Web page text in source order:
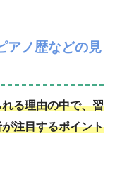
アノ歴などの見
る理由の中で、習
注目するポイント